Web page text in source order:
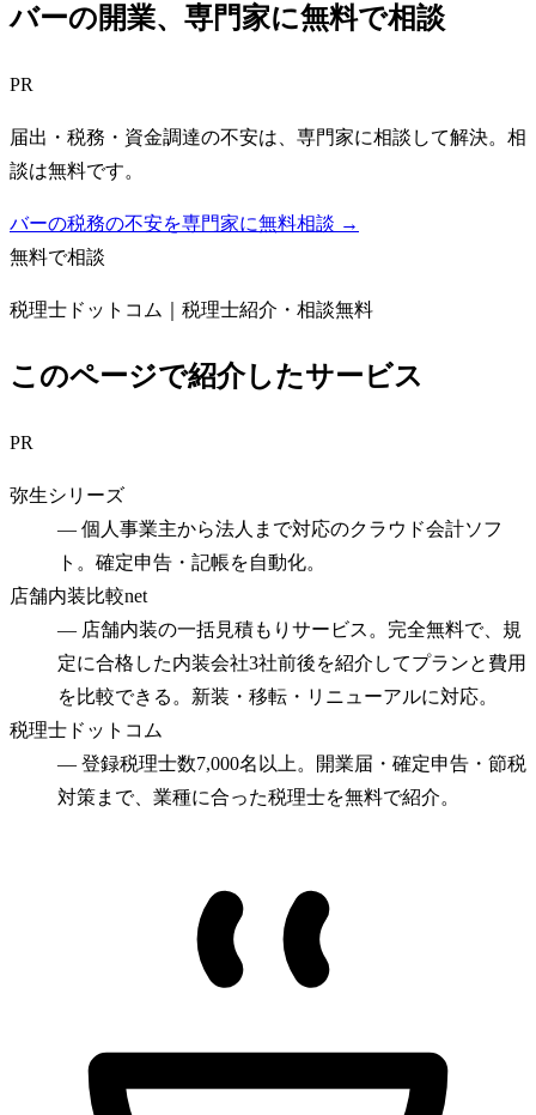
バーの開業、専門家に無料で相談
PR
届出・税務・資金調達の不安は、専門家に相談して解決。相
談は無料です。
バーの税務の不安を専門家に無料相談 →
無料で相談
税理士ドットコム｜税理士紹介・相談無料
このページで紹介したサービス
PR
弥生シリーズ
— 個人事業主から法人まで対応のクラウド会計ソフ
ト。確定申告・記帳を自動化。
店舗内装比較net
— 店舗内装の一括見積もりサービス。完全無料で、規
定に合格した内装会社3社前後を紹介してプランと費用
を比較できる。新装・移転・リニューアルに対応。
税理士ドットコム
— 登録税理士数7,000名以上。開業届・確定申告・節税
対策まで、業種に合った税理士を無料で紹介。